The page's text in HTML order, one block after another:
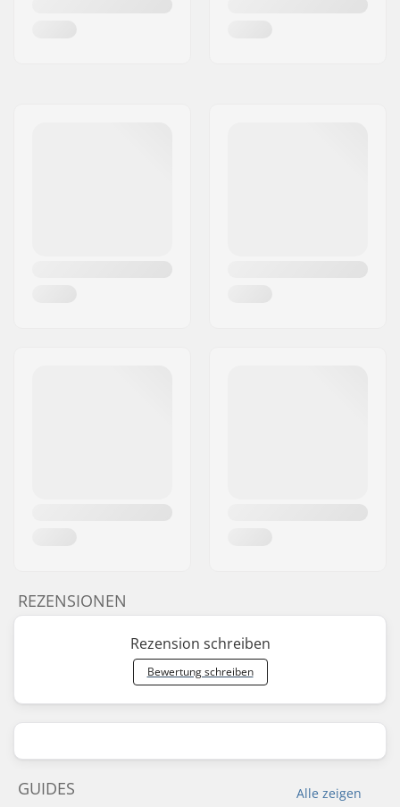
REZENSIONEN
Rezension schreiben
Bewertung schreiben
Alle zeigen
GUIDES